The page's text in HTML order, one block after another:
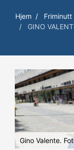
Hjem
Friminutt
GINO
Gino Valente.